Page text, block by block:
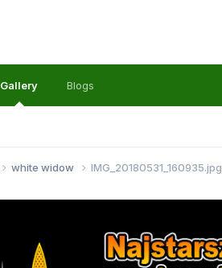
Gallery Blogs
white widow IMG_20180531_160935.jpg